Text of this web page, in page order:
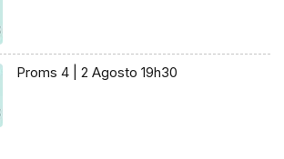
Proms 4 | 2 Agosto 19h30